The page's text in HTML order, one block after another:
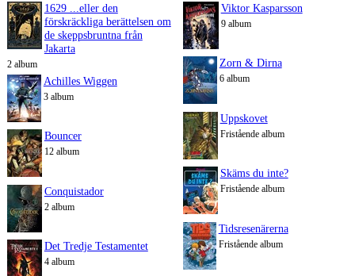
1629 ...eller den
förskräckliga berättelsen om
de skeppsbruntna från
Jakarta
2 album
Achilles Wiggen
3 album
Bouncer
12 album
Conquistador
2 album
Det Tredje Testamentet
4 album
Viktor Kasparsson
9 album
Zorn & Dirna
6 album
Uppskovet
Fristående album
Skäms du inte?
Fristående album
Tidsresenärerna
Fristående album